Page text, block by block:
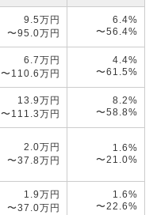
9.5万円
〜95.0万円
6.4%
〜56.4%
6.7万円
〜110.6万円
4.4%
〜61.5%
13.9万円
〜111.3万円
8.2%
〜58.8%
2.0万円
〜37.8万円
1.6%
〜21.0%
1.9万円
〜37.0万円
1.6%
〜22.6%